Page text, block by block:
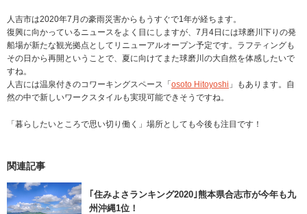
人吉市は2020年7月の豪雨災害からもうすぐで1年が経ちます。
復興に向かっているニュースをよく目にしますが、7月4日には球磨川下りの発
船場が新たな観光拠点としてリニューアルオープン予定です。ラフティングも
その日から再開ということで、夏に向けてまた球磨川の大自然を体感したいで
すね。
人吉には温泉付きのコワーキングスペース「osoto Hitoyoshi 」もあります。自
然の中で新しいワークスタイルも実現可能できそうですね。
「暮らしたいところで思い切り働く」場所としても今後も注目です！
関連記事
｢住みよさランキング2020｣熊本県合志市が今年も九
州沖縄1位！